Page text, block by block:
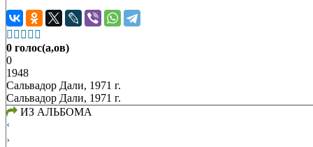
    
0 голос(а,ов)
0
1948
Сальвадор Дали, 1971 г.
Сальвадор Дали, 1971 г.
ИЗ АЛЬБОМА
‹
›